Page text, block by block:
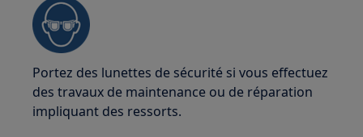
Portez des lunettes de sécurité si vous effectuez
des travaux de maintenance ou de réparation
impliquant des ressorts.